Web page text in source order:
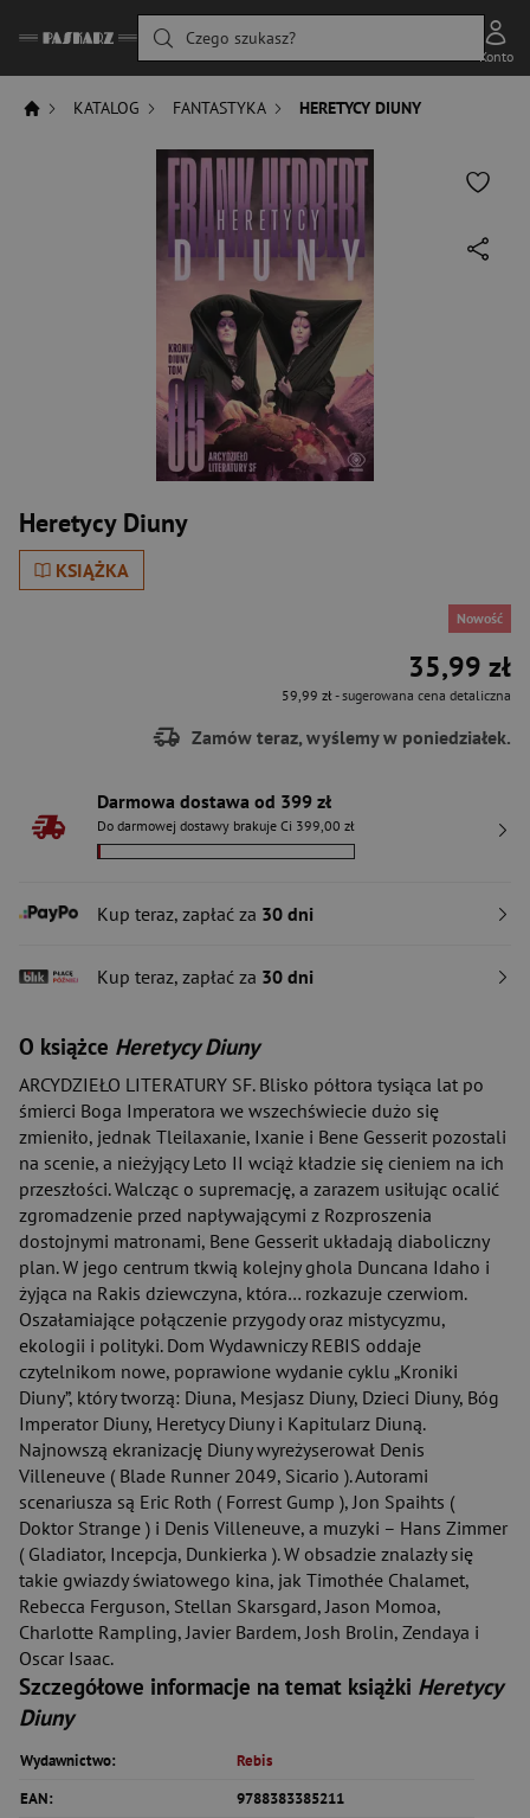
Czego szukasz?
Konto
KATALOG FANTASTYKA HERETYCY DIUNY
Heretycy Diuny
KSIĄŻKA
Nowość
35,99 zł
59,99 zł- sugerowana cena detaliczna
Zamów teraz, wyślemy w poniedziałek.
Darmowa dostawa od 399 zł
Do darmowej dostawy brakuje Ci 399,00 zł
Kup teraz, zapłać za 30 dni
Kup teraz, zapłać za 30 dni
O książce Heretycy Diuny
ARCYDZIEŁO LITERATURY SF. Blisko półtora tysiąca lat po
śmierci Boga Imperatora we wszechświecie dużo się
zmieniło, jednak Tleilaxanie, Ixanie i Bene Gesserit pozostali
na scenie, a nieżyjący Leto II wciąż kładzie się cieniem na ich
przeszłości. Walcząc o supremację, a zarazem usiłując ocalić
zgromadzenie przed napływającymi z Rozproszenia
dostojnymi matronami, Bene Gesserit układają diaboliczny
plan. W jego centrum tkwią kolejny ghola Duncana Idaho i
żyjąca na Rakis dziewczyna, która… rozkazuje czerwiom.
Oszałamiające połączenie przygody oraz mistycyzmu,
ekologii i polityki. Dom Wydawniczy REBIS oddaje
czytelnikom nowe, poprawione wydanie cyklu „Kroniki
Diuny”, który tworzą: Diuna, Mesjasz Diuny, Dzieci Diuny, Bóg
Imperator Diuny, Heretycy Diuny i Kapitularz Diuną.
Najnowszą ekranizację Diuny wyreżyserował Denis
Villeneuve ( Blade Runner 2049, Sicario ). Autorami
scenariusza są Eric Roth ( Forrest Gump ), Jon Spaihts (
Doktor Strange ) i Denis Villeneuve, a muzyki – Hans Zimmer
( Gladiator, Incepcja, Dunkierka ). W obsadzie znalazły się
takie gwiazdy światowego kina, jak Timothée Chalamet,
Rebecca Ferguson, Stellan Skarsgard, Jason Momoa,
Charlotte Rampling, Javier Bardem, Josh Brolin, Zendaya i
Oscar Isaac.
Szczegółowe informacje na temat książki Heretycy
Diuny
Wydawnictwo:
Rebis
EAN:
9788383385211